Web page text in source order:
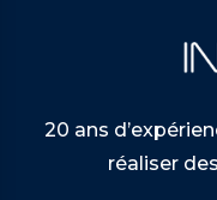
20 ans
réaliser